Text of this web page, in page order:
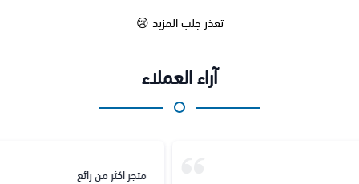
تعذر جلب المزيد 😢
آراء العملاء